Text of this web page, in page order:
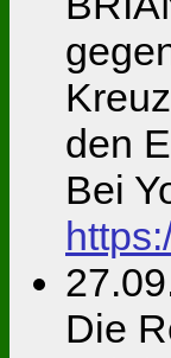
den
Bei
Die